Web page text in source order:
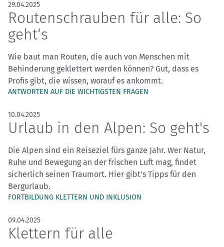
29.04.2025
Routenschrauben für alle: So
geht‘s
Wie baut man Routen, die auch von Menschen mit
Behinderung geklettert werden können? Gut, dass es
Profis gibt, die wissen, worauf es ankommt.
ANTWORTEN AUF DIE WICHTIGSTEN FRAGEN
10.04.2025
Urlaub in den Alpen: So geht's
Die Alpen sind ein Reiseziel fürs ganze Jahr. Wer Natur,
Ruhe und Bewegung an der frischen Luft mag, findet
sicherlich seinen Traumort. Hier gibt's Tipps für den
Bergurlaub.
FORTBILDUNG KLETTERN UND INKLUSION
09.04.2025
Klettern für alle